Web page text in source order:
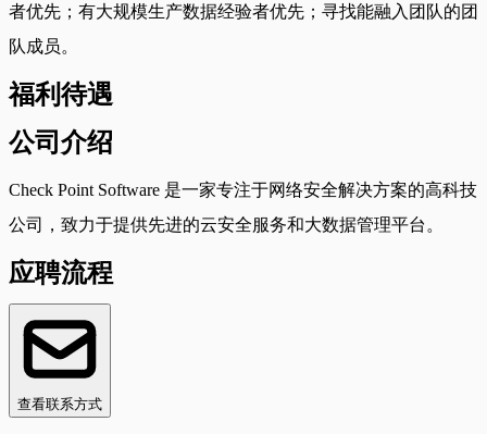
者优先；有大规模生产数据经验者优先；寻找能融入团队的团
队成员。
福利待遇
公司介绍
Check Point Software 是一家专注于网络安全解决方案的高科技
公司，致力于提供先进的云安全服务和大数据管理平台。
应聘流程
查看联系方式